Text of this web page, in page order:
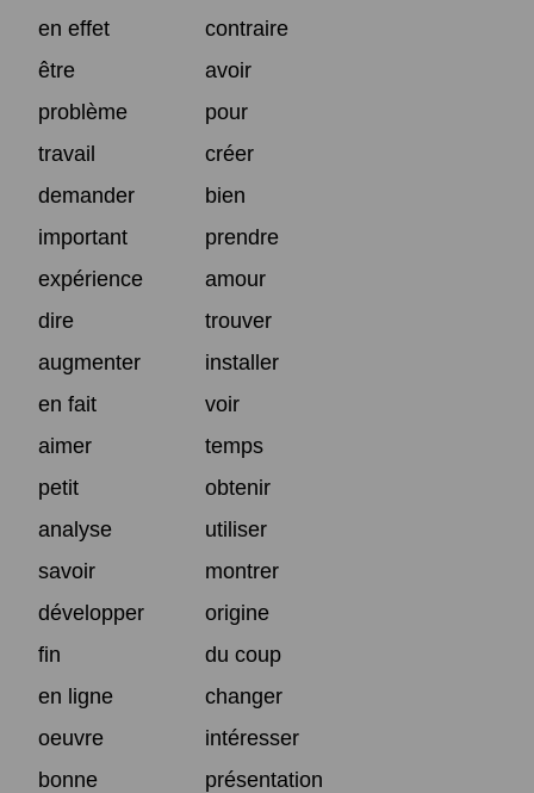
en effet
contraire
être
avoir
problème
pour
travail
créer
demander
bien
important
prendre
expérience
amour
dire
trouver
augmenter
installer
en fait
voir
aimer
temps
petit
obtenir
analyse
utiliser
savoir
montrer
développer
origine
fin
du coup
en ligne
changer
oeuvre
intéresser
bonne
présentation